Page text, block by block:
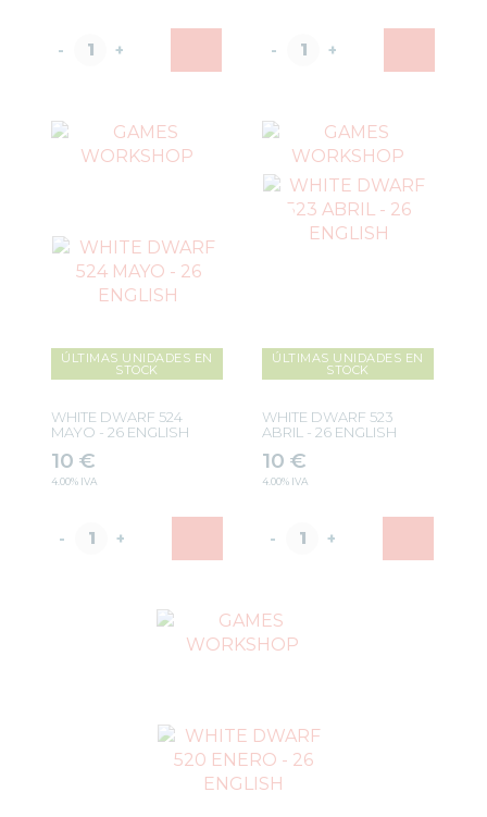
- + - +
ÚLTIMAS UNIDADES EN
STOCK
WHITE DWARF 524
MAYO - 26 ENGLISH
10 €
4.00% IVA
- +
ÚLTIMAS UNIDADES EN
STOCK
WHITE DWARF 523
ABRIL - 26 ENGLISH
10 €
4.00% IVA
- +